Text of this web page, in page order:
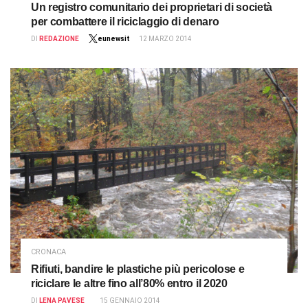
Un registro comunitario dei proprietari di società
per combattere il riciclaggio di denaro
DI REDAZIONE eunewsit 12 MARZO 2014
CRONACA
Rifiuti, bandire le plastiche più pericolose e
riciclare le altre fino all’80% entro il 2020
DI LENA PAVESE 15 GENNAIO 2014